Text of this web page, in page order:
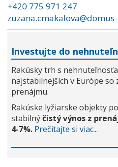
+420 775 971 247
Investujte do
Rakúsky trh s
najstabilnejších v Európe so
prenájmu.
Rakúske lyžiarske objekty
stabilnýčistý výnos z
4-7%. Prečítajte si viac...